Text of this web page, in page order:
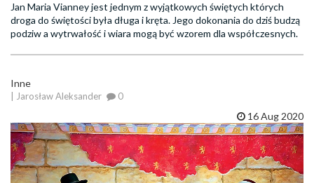
Jan Maria Vianney jest jednym z wyjątkowych świętych których
droga do świętości była długa i kręta. Jego dokonania do dziś budzą
podziw a wytrwałość i wiara mogą być wzorem dla współczesnych.
Inne
| Jarosław Aleksander 0
16 Aug 2020